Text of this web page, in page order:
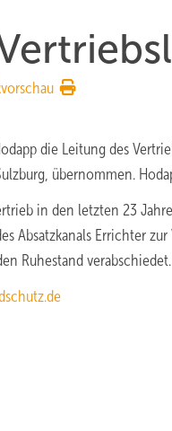
die Leitung des
übernommen.
in den letzten 23
Absatzkanals Errichter
Ruhestand verabschiedet.